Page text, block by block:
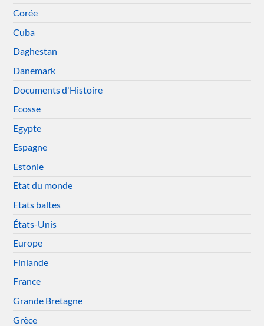
Corée
Cuba
Daghestan
Danemark
Documents d'Histoire
Ecosse
Egypte
Espagne
Estonie
Etat du monde
Etats baltes
États-Unis
Europe
Finlande
France
Grande Bretagne
Grèce